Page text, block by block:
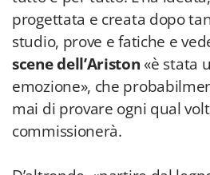
progettata e creata dopo
studio, prove e fatiche e
scene dell’Ariston «è stata
emozione», che
mai di provare ogni qual
commissionerà.